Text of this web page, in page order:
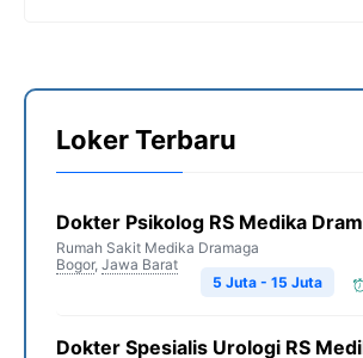
Loker Terbaru
Dokter Psikolog RS Medika
Rumah Sakit Medika Dramaga
Bogor, Jawa Barat
5 Juta - 15 Juta
Dokter Spesialis Urologi RS